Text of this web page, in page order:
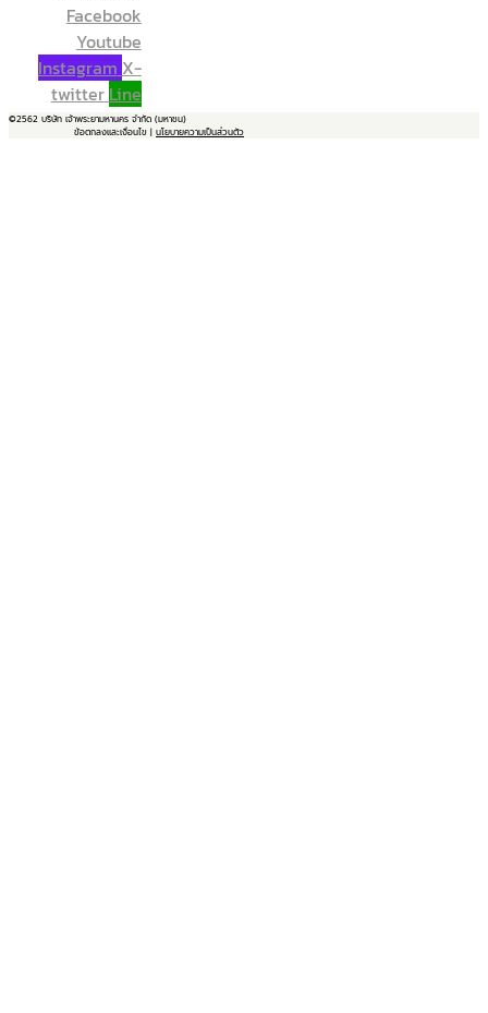
Facebook
Youtube
Instagram X-
twitter Line
©2562 บริษัท เจ้าพระยามหานคร จำกัด (มหาชน)
ข้อตกลงและเงื่อนไข | นโยบายความเป็นส่วนตัว